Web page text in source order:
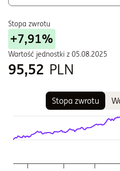
Stopa zwrotu
+7,91%
Wartość jednostki z 05.08.2025
95,52 PLN
Stopa zwrotu
Wykres kombinowany z 2
Wykres pokazuje historię
Wykres ma 2 osi Y